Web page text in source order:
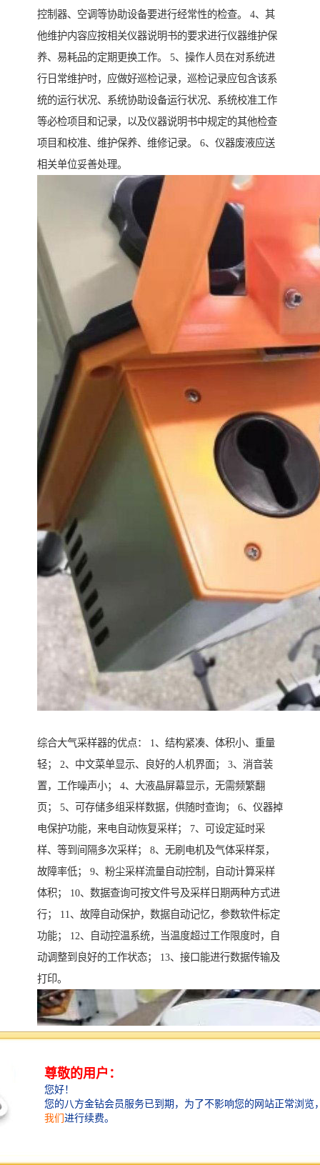
控制器、空调等协助设备要进行经常性的检查。 4、其
他维护内容应按相关仪器说明书的要求进行仪器维护保
养、易耗品的定期更换工作。 5、操作人员在对系统进
行日常维护时，应做好巡检记录，巡检记录应包含该系
统的运行状况、系统协助设备运行状况、系统校准工作
等必检项目和记录，以及仪器说明书中规定的其他检查
项目和校准、维护保养、维修记录。 6、仪器废液应送
相关单位妥善处理。
综合大气采样器的优点： 1、结构紧凑、体积小、重量
轻； 2、中文菜单显示、良好的人机界面； 3、消音装
置，工作噪声小； 4、大液晶屏幕显示，无需频繁翻
页； 5、可存储多组采样数据，供随时查询； 6、仪器掉
电保护功能，来电自动恢复采样； 7、可设定延时采
样、等到间隔多次采样； 8、无刷电机及气体采样泵，
故障率低； 9、粉尘采样流量自动控制，自动计算采样
体积； 10、数据查询可按文件号及采样日期两种方式进
行； 11、故障自动保护，数据自动记忆，参数软件标定
功能； 12、自动控温系统，当温度超过工作限度时，自
动调整到良好的工作状态； 13、接口能进行数据传输及
打印。